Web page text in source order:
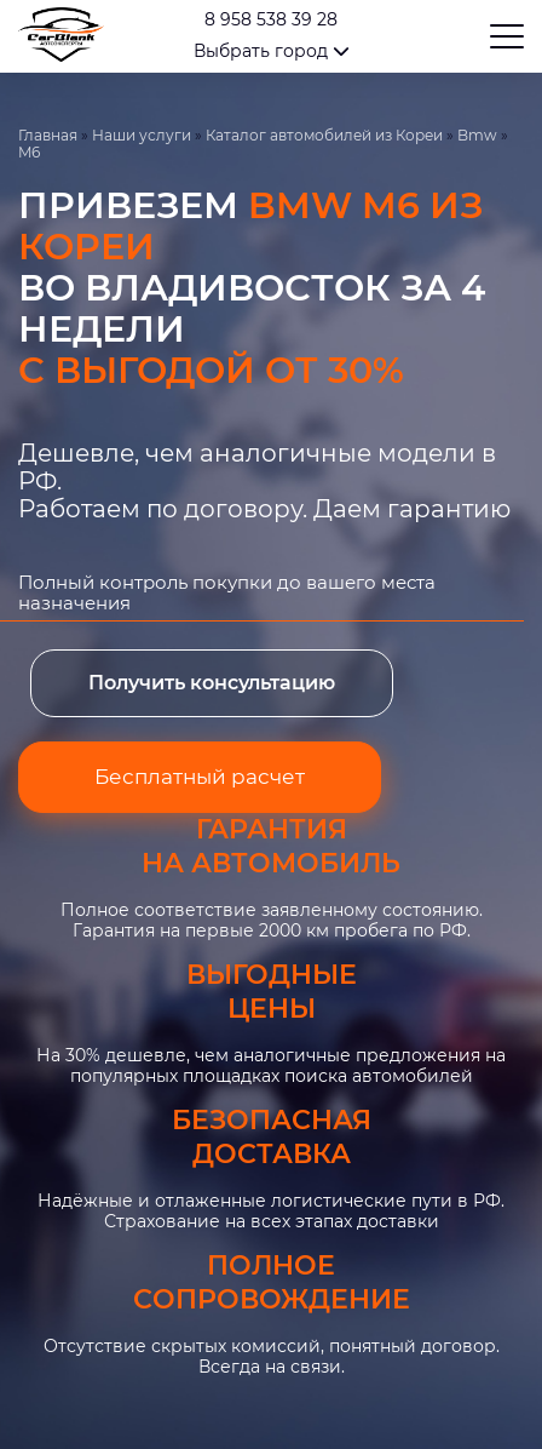
8 958 538 39 28
Выбрать город
Главная » Наши услуги » Каталог автомобилей из Кореи » Bmw »
M6
ПРИВЕЗЕМ BMW M6 ИЗ
КОРЕИ
ВО ВЛАДИВОСТОК ЗА 4
НЕДЕЛИ
С ВЫГОДОЙ ОТ 30%
Дешевле, чем аналогичные модели в
РФ.
Работаем по договору. Даем гарантию
Полный контроль покупки до вашего места
назначения
Получить консультацию
Бесплатный расчет
ГАРАНТИЯ
НА АВТОМОБИЛЬ
Полное соответствие заявленному состоянию.
Гарантия на первые 2000 км пробега по РФ.
ВЫГОДНЫЕ
ЦЕНЫ
На 30% дешевле, чем аналогичные предложения на
популярных площадках поиска автомобилей
БЕЗОПАСНАЯ
ДОСТАВКА
Надёжные и отлаженные логистические пути в РФ.
Страхование на всех этапах доставки
ПОЛНОЕ
СОПРОВОЖДЕНИЕ
Отсутствие скрытых комиссий, понятный договор.
Всегда на связи.